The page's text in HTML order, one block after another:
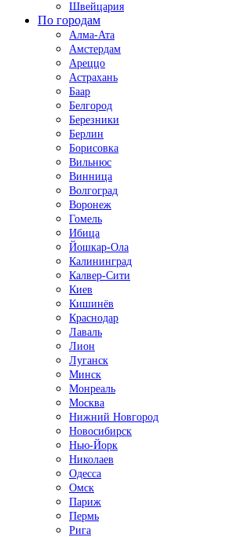
Швейцария
По городам
Алма-Ата
Амстердам
Ареццо
Астрахань
Баар
Белгород
Березники
Берлин
Борисовка
Вильнюс
Винница
Волгоград
Воронеж
Гомель
Ибица
Йошкар-Ола
Калининград
Калвер-Сити
Киев
Кишинёв
Краснодар
Лаваль
Лион
Луганск
Минск
Монреаль
Москва
Нижний Новгород
Новосибирск
Нью-Йорк
Николаев
Одесса
Омск
Париж
Пермь
Рига